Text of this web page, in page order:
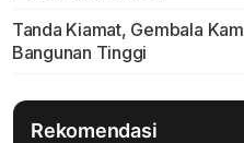
Tanda Kiamat, Gembala
Bangunan Tinggi
Rekomendasi